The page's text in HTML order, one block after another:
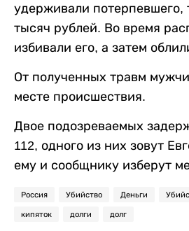
удерживали потерпевшего,
тысяч рублей. Во время
избивали его, а затем
От полученных травм
месте происшествия.
Двое подозреваемых
112, одного из них зовут
ему и сообщнику изберут
Россия Убийство Деньги
кипяток долги долг